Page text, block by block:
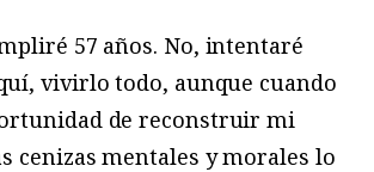
57 años. No, intentaré
vivirlo todo, aunque cuando
de reconstruir mi
cenizas mentales y morales lo